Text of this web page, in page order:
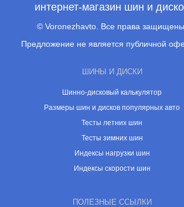
интернет-магазин шин и
© Voronezhavto. Все права
Предложение не является публичной
ШИНЫ И ДИСКИ
Шинно-дисковый калькулятор
Размеры шин и дисков популярных авто
Тесты летних шин
Тесты зимних шин
Индексы нагрузки шин
Индексы скорости шин
ПОЛЕЗНЫЕ ССЫЛКИ